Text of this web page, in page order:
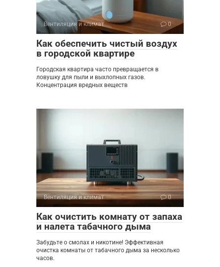
Вентиляция и климат 0
Как обеспечить чистый воздух
в городской квартире
Городская квартира часто превращается в
ловушку для пыли и выхлопных газов.
Концентрация вредных веществ
Вентиляция и климат 0
Как очистить комнату от запаха
и налета табачного дыма
Забудьте о смолах и никотине! Эффективная
очистка комнаты от табачного дыма за несколько
часов.